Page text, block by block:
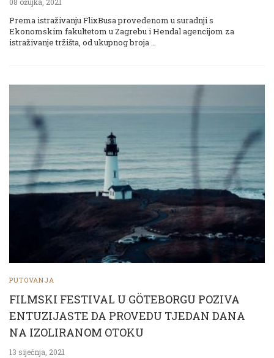
Prema istraživanju FlixBusa provedenom u suradnji s
Ekonomskim fakultetom u Zagrebu i Hendal agencijom za
istraživanje tržišta, od ukupnog broja …
PUTOVANJA
FILMSKI FESTIVAL U GÖTEBORGU POZIVA
ENTUZIJASTE DA PROVEDU TJEDAN DANA
NA IZOLIRANOM OTOKU
13 siječnja, 2021